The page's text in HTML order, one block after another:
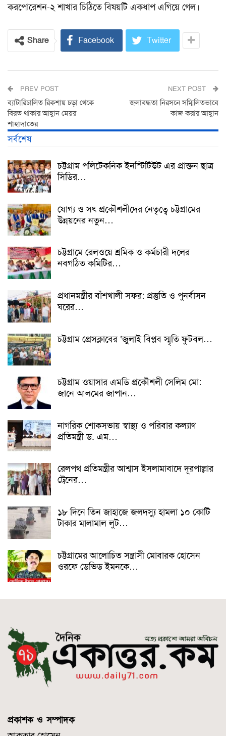
করপোরেশন-২ শাখার চিঠিতে বিষয়টি একধাপ এগিয়ে গেল।
Share Facebook Twitter
PREV POST
ব্যাটারিচালিত রিকশায় চড়া থেকে
বিরত থাকার আহ্বান মেয়র
শাহাদাতের
NEXT POST
জলাবদ্ধতা নিরসনে সম্মিলিতভাবে
কাজ করার আহ্বান
সর্বশেষ
চট্টগ্রাম পলিটেকনিক ইনস্টিটিউট এর প্রাক্তন ছাত্র
সিডির…
যোগ্য ও সৎ প্রকৌশলীদের নেতৃত্বে চট্টগ্রামের
উন্নয়নের নতুন…
চট্টগ্রামে রেলওয়ে শ্রমিক ও কর্মচারী দলের
নবগঠিত কমিটির…
প্রধানমন্ত্রীর বাঁশখালী সফর: প্রস্তুতি ও পুনর্বাসন
ঘরের…
চট্টগ্রাম প্রেসক্লাবের ‘জুলাই বিপ্লব স্মৃতি ফুটবল…
চট্টগ্রাম ওয়াসার এমডি প্রকৌশলী সেলিম মো:
জানে আলমের জাপান…
নাগরিক শোকসভায় স্বাস্থ্য ও পরিবার কল্যাণ
প্রতিমন্ত্রী ড. এম…
রেলপথ প্রতিমন্ত্রীর আশ্বাস ইসলামাবাদে দূরপাল্লার
ট্রেনের…
১৮ দিনে তিন জাহাজে জলদস্যু হামলা ১০ কোটি
টাকার মালামাল লুট…
চট্টগ্রামের আলোচিত সন্ত্রাসী মোবারক হোসেন
ওরফে ডেভিড ইমনকে…
প্রকাশক ও সম্পাদক